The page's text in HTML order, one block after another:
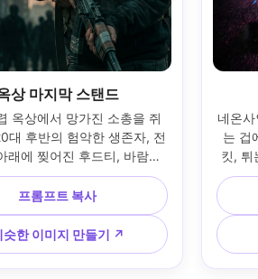
상 마지막 스탠드
옥상에서 망가진 소총을 쥐
대 후반의 험악한 생존자, 전
래에 찢어진 후드티, 바람에
리카락, 버려진 고층 건물 사
실루엣, 주황색 태양 안개와
재, 85mm f/1.4로 Sony A7IV
신 영웅 프레임, 얕은 피사계
한 결단력 있는 표정, 사실적
감, 영화 같은 청록색-주황색
프롬프트 복사
슷한 이미지 만들기 ↗
네온
는 겁
킷, 튀
반사,
극적인
현실